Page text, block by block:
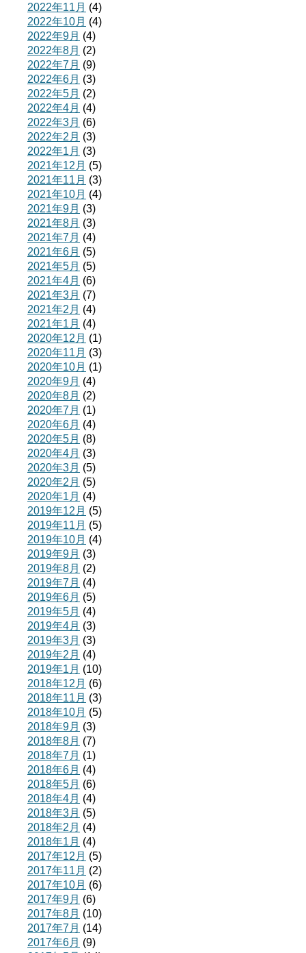
2022年11月 (4)
2022年10月 (4)
2022年9月 (4)
2022年8月 (2)
2022年7月 (9)
2022年6月 (3)
2022年5月 (2)
2022年4月 (4)
2022年3月 (6)
2022年2月 (3)
2022年1月 (3)
2021年12月 (5)
2021年11月 (3)
2021年10月 (4)
2021年9月 (3)
2021年8月 (3)
2021年7月 (4)
2021年6月 (5)
2021年5月 (5)
2021年4月 (6)
2021年3月 (7)
2021年2月 (4)
2021年1月 (4)
2020年12月 (1)
2020年11月 (3)
2020年10月 (1)
2020年9月 (4)
2020年8月 (2)
2020年7月 (1)
2020年6月 (4)
2020年5月 (8)
2020年4月 (3)
2020年3月 (5)
2020年2月 (5)
2020年1月 (4)
2019年12月 (5)
2019年11月 (5)
2019年10月 (4)
2019年9月 (3)
2019年8月 (2)
2019年7月 (4)
2019年6月 (5)
2019年5月 (4)
2019年4月 (3)
2019年3月 (3)
2019年2月 (4)
2019年1月 (10)
2018年12月 (6)
2018年11月 (3)
2018年10月 (5)
2018年9月 (3)
2018年8月 (7)
2018年7月 (1)
2018年6月 (4)
2018年5月 (6)
2018年4月 (4)
2018年3月 (5)
2018年2月 (4)
2018年1月 (4)
2017年12月 (5)
2017年11月 (2)
2017年10月 (6)
2017年9月 (6)
2017年8月 (10)
2017年7月 (14)
2017年6月 (9)